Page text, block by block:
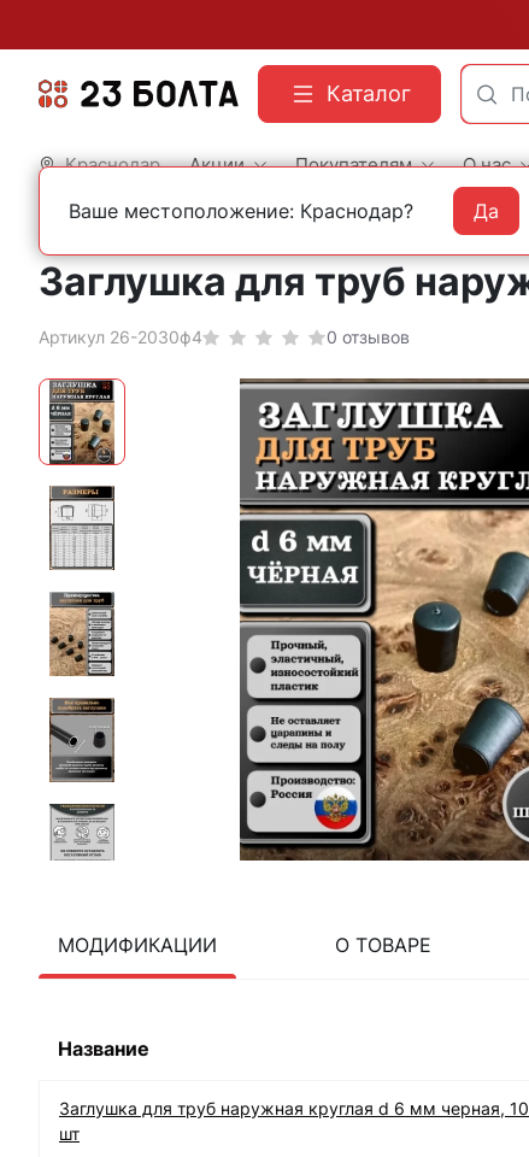
Каталог
Краснодар Акции Покупателям О нас
Главная Фасованный крепеж Пластиковая фурнитура
Заглушка для труб
Артикул 26-2030ф4 0 отзывов
МОДИФИКАЦИИ О ТОВАРЕ
Название
Заглушка для труб наружная круглая d 6 мм черная, 10
шт
Ваше местоположение: Краснодар? Да